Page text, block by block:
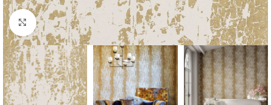
Forstørr bilde